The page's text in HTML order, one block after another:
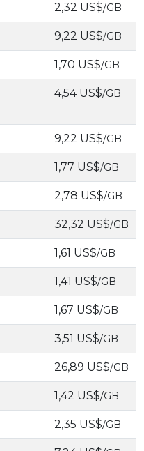
2,32 US$/GB
9,22 US$/GB
1,70 US$/GB
4,54 US$/GB
9,22 US$/GB
1,77 US$/GB
2,78 US$/GB
32,32 US$/GB
1,61 US$/GB
1,41 US$/GB
1,67 US$/GB
3,51 US$/GB
26,89 US$/GB
1,42 US$/GB
2,35 US$/GB